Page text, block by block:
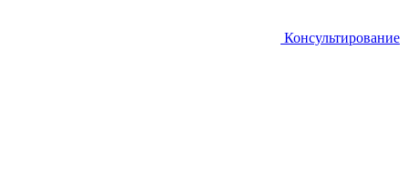
Консультирование